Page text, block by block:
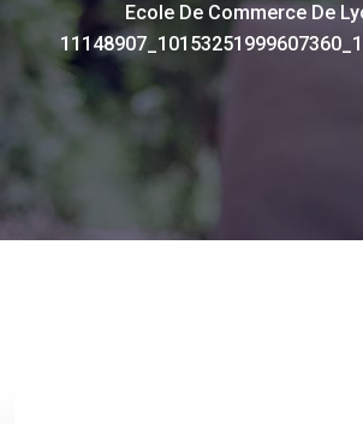
Ecole De Commerce De